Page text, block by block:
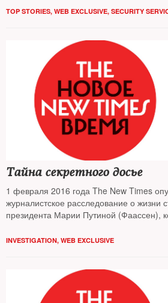
TOP STORIES, WEB EXCLUSIVE, SECURITY
Тайна секретного досье
1 февраля 2016 года The New Times
журналистское расследование о жизни
президента Марии Путиной (Фаассен),
и по документам прикрытия. Между тем
Путиных, которое собирала некая
INVESTIGATION, WEB EXCLUSIVE